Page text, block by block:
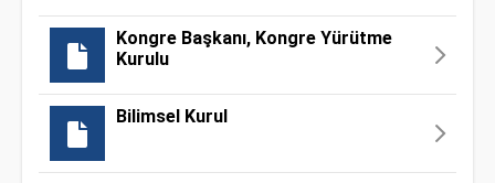
Kongre Başkanı, Kongre Yürütme
Kurulu
Bilimsel Kurul